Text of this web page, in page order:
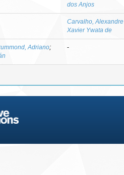
dos Anjos
Carvalho, Alexandre
Xavier Ywata de
Adriano;
-